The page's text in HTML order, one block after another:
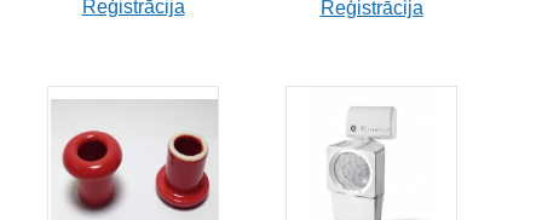
Reģistrācija
Reģistrācija